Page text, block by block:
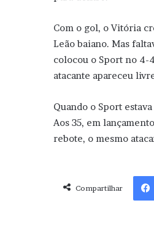
Com o gol, o Vitória
Leão baiano. Mas
colocou o Sport no 4-
atacante apareceu
Quando o Sport
Aos 35, em
rebote, o mesmo
Compartilhar